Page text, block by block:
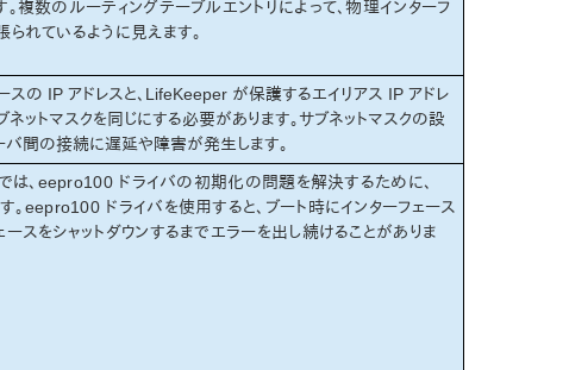
複数のルーティングテーブルエントリによって、物理インターフ
れているように見えます。
の IP アドレスと、LifeKeeper が保護するエイリアス IP アドレ
ットマスクを同じにする必要があります。サブネットマスクの設
バ間の接続に遅延や障害が発生します。
、eepro100 ドライバの初期化の問題を解決するために、
eepro100 ドライバを使用すると、ブート時にインターフェース
スをシャットダウンするまでエラーを出し続けることがありま